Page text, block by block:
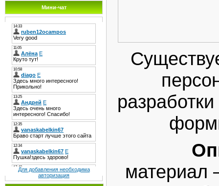
Мини-чат
Для добавления необходима
авторизация